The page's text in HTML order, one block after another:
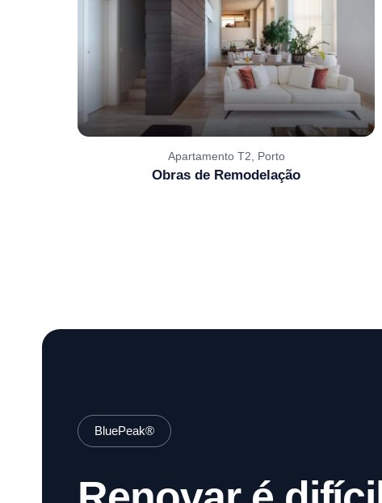
Apartamento T2, Porto
Obras de Remodelação
BluePeak®